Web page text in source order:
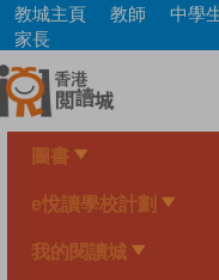
Skip
main
content
教城主頁 教師 中學
家長
圖書
e悅讀學校計劃
我的閱讀城